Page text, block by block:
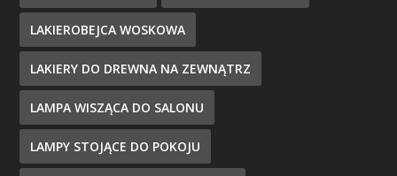
LAKIEROBEJCA WOSKOWA
LAKIERY DO DREWNA NA ZEWNĄTRZ
LAMPA WISZĄCA DO SALONU
LAMPY STOJĄCE DO POKOJU